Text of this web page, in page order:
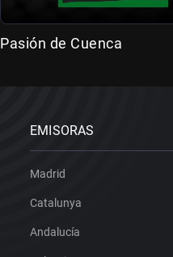
Pasión de Cuenca
EMISORAS
Madrid
Catalunya
Andalucía